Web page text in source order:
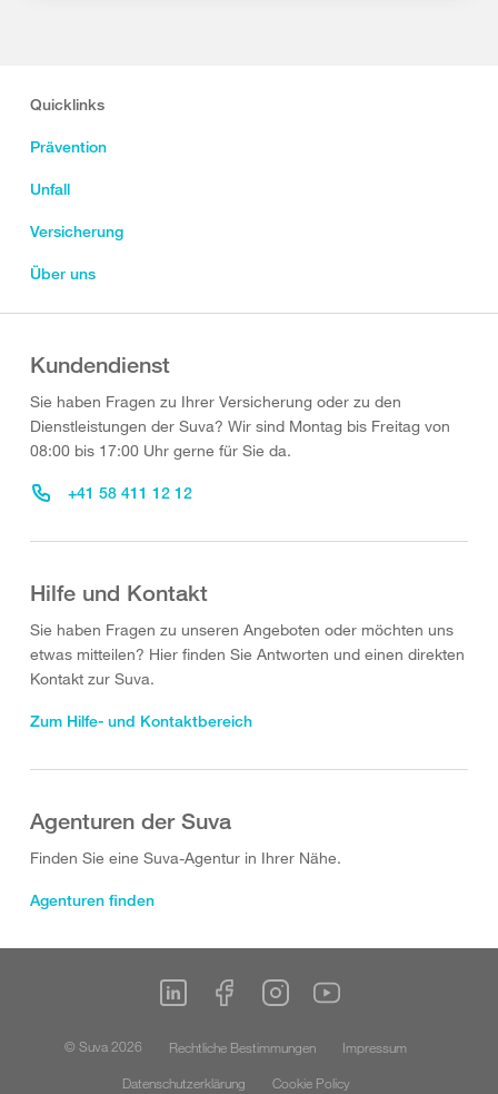
Quicklinks
Prävention
Unfall
Versicherung
Über uns
Kundendienst
Sie haben Fragen zu Ihrer Versicherung oder zu den
Dienstleistungen der Suva? Wir sind Montag bis Freitag von
08:00 bis 17:00 Uhr gerne für Sie da.
+41 58 411 12 12
Hilfe und Kontakt
Sie haben Fragen zu unseren Angeboten oder möchten uns
etwas mitteilen? Hier finden Sie Antworten und einen direkten
Kontakt zur Suva.
Zum Hilfe- und Kontaktbereich
Agenturen der Suva
Finden Sie eine Suva-Agentur in Ihrer Nähe.
Agenturen finden
© Suva 2026 Rechtliche Bestimmungen
Impressum
Datenschutzerklärung
Cookie Policy